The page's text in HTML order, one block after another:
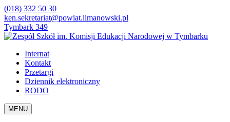
(018) 332 50 30
ken.sekretariat@powiat.limanowski.pl
Tymbark 349
Internat
Kontakt
Przetargi
Dziennik elektroniczny
RODO
MENU